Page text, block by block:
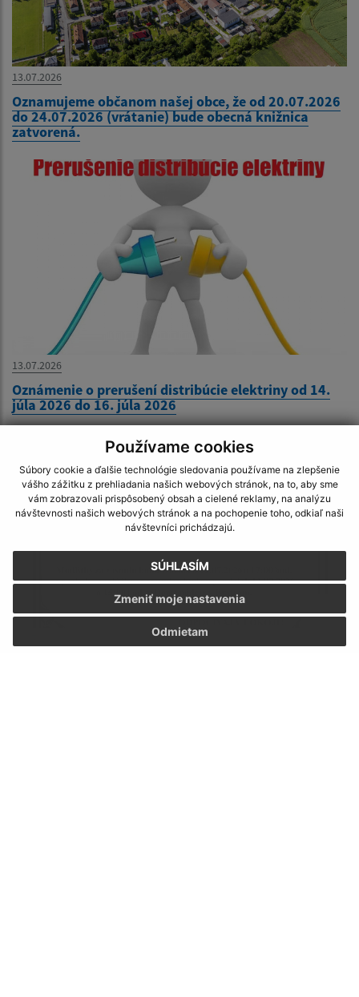
Používame cookies
Súbory cookie a ďalšie technológie sledovania používame na zlepšenie
vášho zážitku z prehliadania našich webových stránok, na to, aby sme
vám zobrazovali prispôsobený obsah a cielené reklamy, na analýzu
návštevnosti našich webových stránok a na pochopenie toho, odkiaľ naši
návštevníci prichádzajú.
SÚHLASÍM
Odmietam
Zmeniť moje nastavenia
13.07.2026
Oznamujeme občanom našej obce, že od 20.07.2026
do 24.07.2026 (vrátanie) bude obecná knižnica
zatvorená.
13.07.2026
Oznámenie o prerušení distribúcie elektriny od 14.
júla 2026 do 16. júla 2026